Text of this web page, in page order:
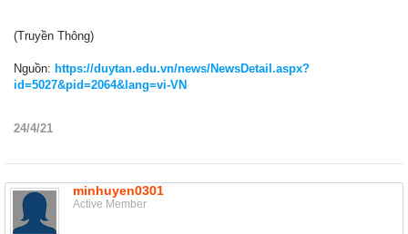
(Truyền Thông)
Nguồn: https://duytan.edu.vn/news/NewsDetail.aspx?
id=5027&pid=2064&lang=vi-VN
24/4/21
minhuyen0301
Active Member